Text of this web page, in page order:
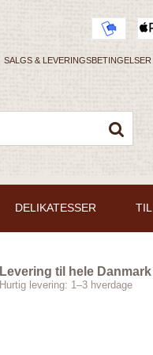
SALGS & LEVERINGSBETINGELSER
DELIKATESSER
Levering til hele Danmark
Hurtig levering: 1–3 hverdage